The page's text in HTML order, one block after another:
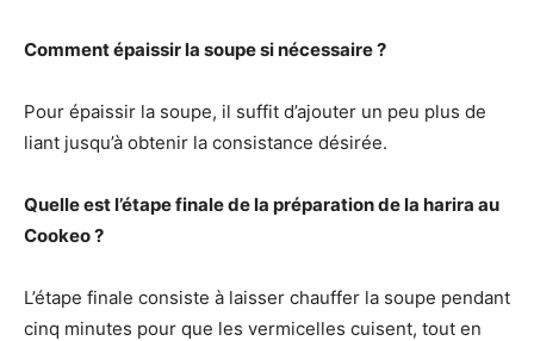
Comment épaissir la soupe si nécessaire ?
Pour épaissir la soupe, il suffit d’ajouter un peu plus de
liant jusqu’à obtenir la consistance désirée.
Quelle est l’étape finale de la préparation de la harira au
Cookeo ?
L’étape finale consiste à laisser chauffer la soupe pendant
cinq minutes pour que les vermicelles cuisent, tout en